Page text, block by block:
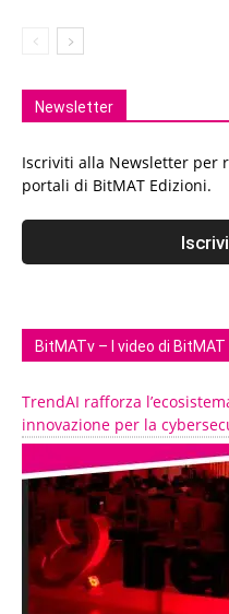
Newsletter
Iscriviti alla Newsletter per
portali di BitMAT Edizioni.
BitMATv – I video di BitMAT
TrendAI rafforza
innovazione per la